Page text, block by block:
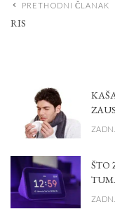
PRETHODNI ČLANAK
RIS
ŠTO